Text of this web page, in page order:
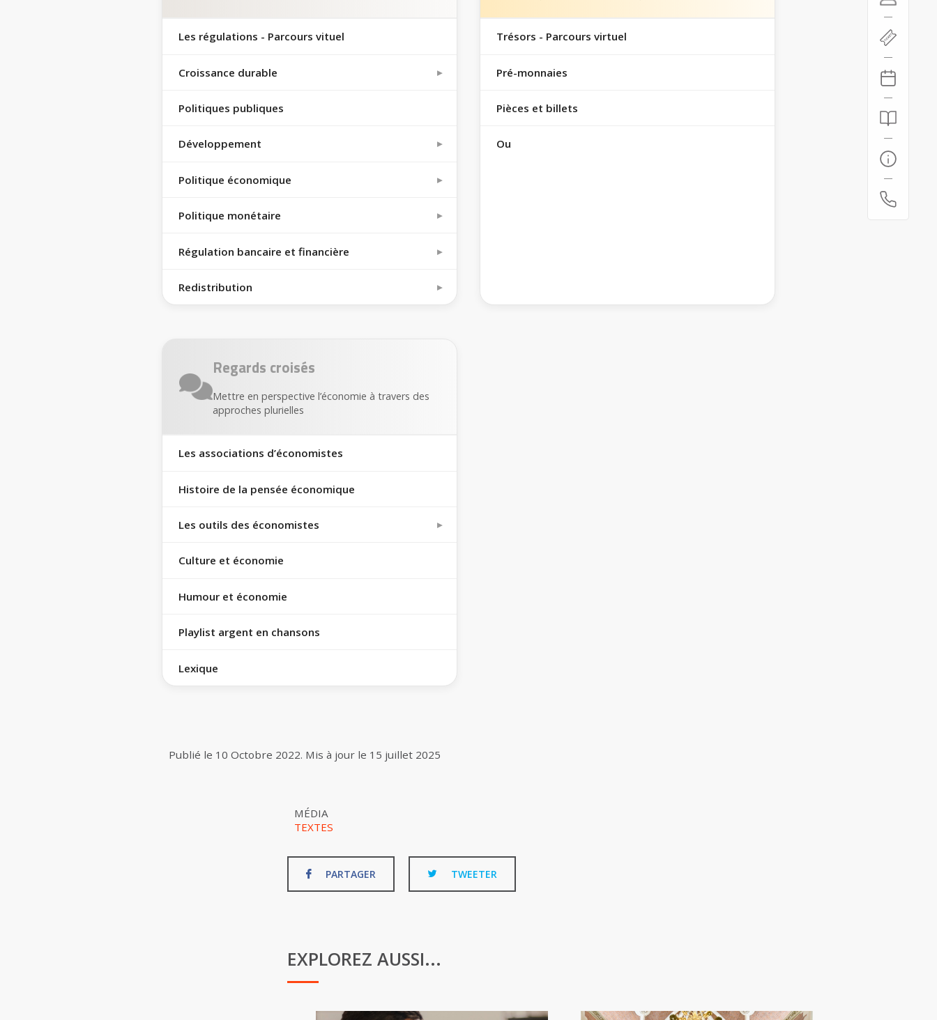
Les régulations - Parcours vituel
Croissance durable
Politiques publiques
Développement
Politique économique
Politique monétaire
Régulation bancaire et financière
Redistribution
Trésors - Parcours virtuel
Pré-monnaies
Pièces et billets
Ou
Regards croisés
Mettre en perspective l’économie à travers des
approches plurielles
Les associations d’économistes
Histoire de la pensée économique
Les outils des économistes
Culture et économie
Humour et économie
Playlist argent en chansons
Lexique
Publié le 10 Octobre 2022. Mis à jour le 15 juillet 2025
MÉDIA
TEXTES
PARTAGER TWEETER
EXPLOREZ AUSSI...